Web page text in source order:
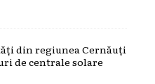
din regiunea Cernăuți
de centrale solare